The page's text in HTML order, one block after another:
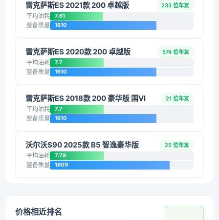
雷克萨斯ES 2021款 200 卓越版 233 位车友
平均油耗 7.61
整备质量 1610
雷克萨斯ES 2020款 200 卓越版 574 位车友
平均油耗 7.7
整备质量 1610
雷克萨斯ES 2018款 200 豪华版 国VI 21 位车友
平均油耗 7.7
整备质量 1610
沃尔沃S90 2025款 B5 智逸豪华版 25 位车友
平均油耗 7.79
整备质量 1809
价格相近排名